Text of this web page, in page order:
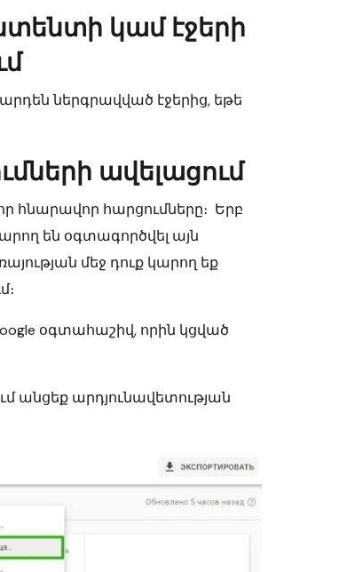
կամ էջերի
ներգրավված էջերից, եթե
ավելացում
հնարավոր հարցումները։ Երբ
են օգտագործվել այն
մեջ դուք կարող եք
օգտահաշիվ, որին կցված
անցեք արդյունավետության